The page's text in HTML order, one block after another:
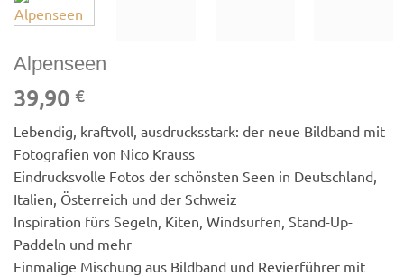
Alpenseen
39,90 €
Lebendig, kraftvoll, ausdrucksstark: der neue Bildband mit
Fotografien von Nico Krauss
Eindrucksvolle Fotos der schönsten Seen in Deutschland,
Italien, Österreich und der Schweiz
Inspiration fürs Segeln, Kiten, Windsurfen, Stand-Up-
Paddeln und mehr
Einmalige Mischung aus Bildband und Revierführer mit